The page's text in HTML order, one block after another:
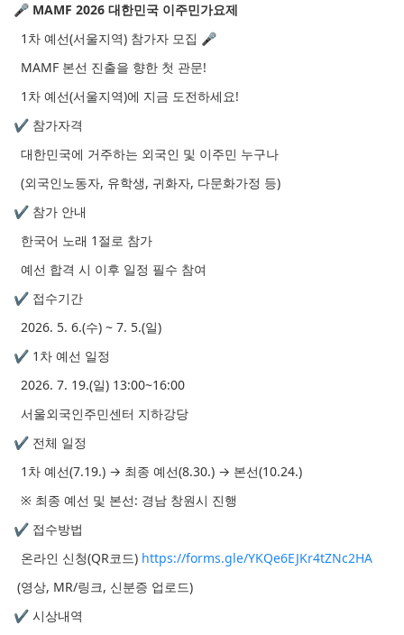
🎤 MAMF 2026 대한민국 이주민가요제
1차 예선(서울지역) 참가자 모집 🎤
MAMF 본선 진출을 향한 첫 관문!
1차 예선(서울지역)에 지금 도전하세요!
✔ 참가자격
대한민국에 거주하는 외국인 및 이주민 누구나
(외국인노동자, 유학생, 귀화자, 다문화가정 등)
✔ 참가 안내
한국어 노래 1절로 참가
예선 합격 시 이후 일정 필수 참여
✔ 접수기간
2026. 5. 6.(수) ~ 7. 5.(일)
✔ 1차 예선 일정
2026. 7. 19.(일) 13:00~16:00
서울외국인주민센터 지하강당
✔ 전체 일정
1차 예선(7.19.) → 최종 예선(8.30.) → 본선(10.24.)
※ 최종 예선 및 본선: 경남 창원시 진행
✔ 접수방법
온라인 신청(QR코드) https://forms.gle/YKQe6EJKr4tZNc2HA
(영상, MR/링크, 신분증 업로드)
✔ 시상내역